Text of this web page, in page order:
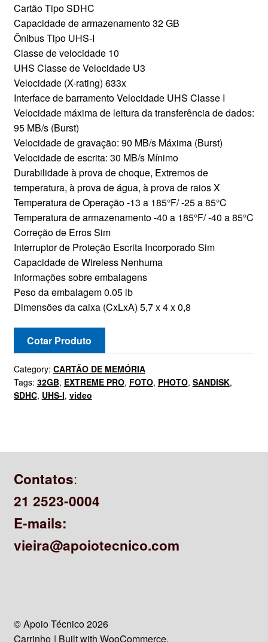
Cartão Tipo SDHC
Capacidade de armazenamento 32 GB
Ônibus Tipo UHS-I
Classe de velocidade 10
UHS Classe de Velocidade U3
Velocidade (X-rating) 633x
Interface de barramento Velocidade UHS Classe I
Velocidade máxima de leitura da transferência de dados:
95 MB/s (Burst)
Velocidade de gravação: 90 MB/s Máxima (Burst)
Velocidade de escrita: 30 MB/s Mínimo
Durabilidade à prova de choque, Extremos de
temperatura, à prova de água, à prova de raios X
Temperatura de Operação -13 a 185°F/ -25 a 85°C
Temperatura de armazenamento -40 a 185°F/ -40 a 85°C
Correção de Erros Sim
Interruptor de Proteção Escrita Incorporado Sim
Capacidade de Wireless Nenhuma
Informações sobre embalagens
Peso da embalagem 0.05 lb
Dimensões da caixa (CxLxA) 5,7 x 4 x 0,8
Cotar Produto
Category: CARTÃO DE MEMÓRIA
Tags: 32GB, EXTREME PRO, FOTO, PHOTO, SANDISK,
SDHC, UHS-I, video
Contatos:
21 2523-0004
E-mails:
vieira@apoiotecnico.com
© Apoio Técnico 2026
Carrinho
Built with WooCommerce.